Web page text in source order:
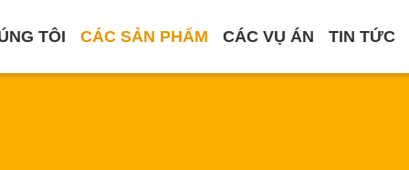
TÔI CÁC SẢN PHẨM CÁC VỤ ÁN TIN TỨC